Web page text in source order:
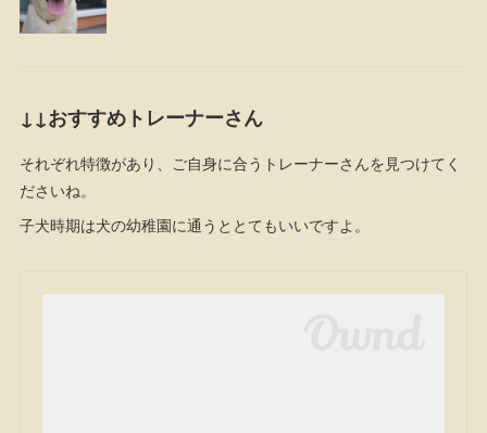
↓↓おすすめトレーナーさん
それぞれ特徴があり、ご自身に合うトレーナーさんを見つけてく
ださいね。
子犬時期は犬の幼稚園に通うととてもいいですよ。